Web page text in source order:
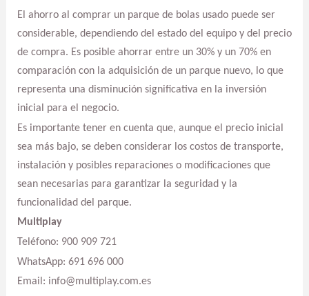
El ahorro al comprar un parque de bolas usado puede ser
considerable, dependiendo del estado del equipo y del precio
de compra. Es posible ahorrar entre un 30% y un 70% en
comparación con la adquisición de un parque nuevo, lo que
representa una disminución significativa en la inversión
inicial para el negocio.
Es importante tener en cuenta que, aunque el precio inicial
sea más bajo, se deben considerar los costos de transporte,
instalación y posibles reparaciones o modificaciones que
sean necesarias para garantizar la seguridad y la
funcionalidad del parque.
Multiplay
Teléfono: 900 909 721
WhatsApp: 691 696 000
Email: info@multiplay.com.es